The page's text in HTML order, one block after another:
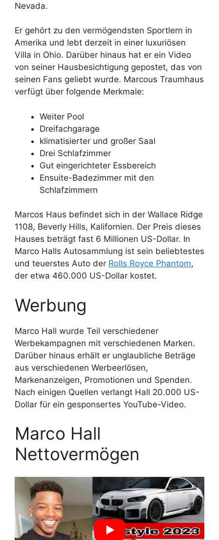
Nevada.
Er gehört zu den vermögendsten Sportlern in
Amerika und lebt derzeit in einer luxuriösen
Villa in Ohio. Darüber hinaus hat er ein Video
von seiner Hausbesichtigung gepostet, das von
seinen Fans geliebt wurde. Marcous Traumhaus
verfügt über folgende Merkmale:
Weiter Pool
Dreifachgarage
klimatisierter und großer Saal
Drei Schlafzimmer
Gut eingerichteter Essbereich
Ensuite-Badezimmer mit den
Schlafzimmern
Marcos Haus befindet sich in der Wallace Ridge
1108, Beverly Hills, Kalifornien. Der Preis dieses
Hauses beträgt fast 6 Millionen US-Dollar. In
Marco Halls Autosammlung ist sein beliebtestes
und teuerstes Auto der Rolls Royce Phantom,
der etwa 460.000 US-Dollar kostet.
Werbung
Marco Hall wurde Teil verschiedener
Werbekampagnen mit verschiedenen Marken.
Darüber hinaus erhält er unglaubliche Beträge
aus verschiedenen Werbeerlösen,
Markenanzeigen, Promotionen und Spenden.
Nach einigen Quellen verlangt Hall 20.000 US-
Dollar für ein gesponsertes YouTube-Video.
Marco Hall
Nettovermögen